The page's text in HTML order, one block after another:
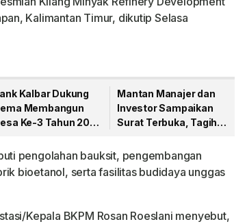
Kalimantan Timur, dikutipSelasa
Kalbar Dukung
Membangun
Ke-3 Tahun 2026
Mantan Manajer dan
Investor Sampaikan
Surat Terbuka, Tagih
Transparansi
Keuangan Era Kopi
pengolahan bauksit, pengembangan
bioetanol, serta fasilitas budidaya unggas
Kepala BKPM Rosan Roeslani menyebut,